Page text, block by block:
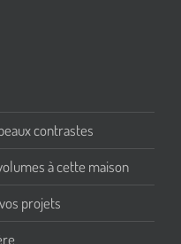
contrastes
à cette maison
projets